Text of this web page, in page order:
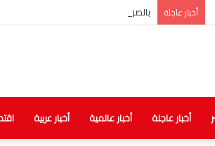
أخبار عاجلة بالصور.. الصحة: ضبط مخزن غير مرخص
أخبار عاجلة أخبار عالمية أخبار عربية